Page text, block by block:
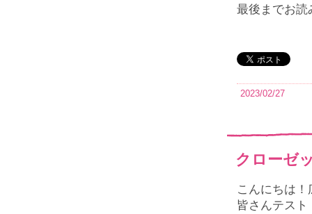
最後までお読
2023/02/27
クローゼ
こんにちは
皆さんテス